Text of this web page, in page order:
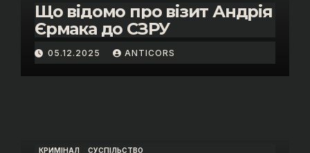
Що відомо про візит Андрія
Єрмака до СЗРУ
05.12.2025 ANTICORS
КРИМІНАЛ СУСПІЛЬСТВО